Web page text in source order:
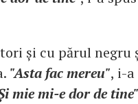
și cu părul
"Asta fac mereu", i-a
mie mi-e dor de tine"